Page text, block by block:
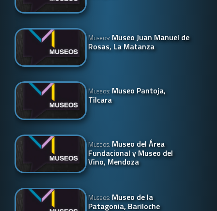
Museos: Museo Juan Manuel de
Rosas, La Matanza
Museos: Museo Pantoja,
Tilcara
Museos: Museo del Área
Fundacional y Museo del
Vino, Mendoza
Museos: Museo de la
Patagonia, Bariloche